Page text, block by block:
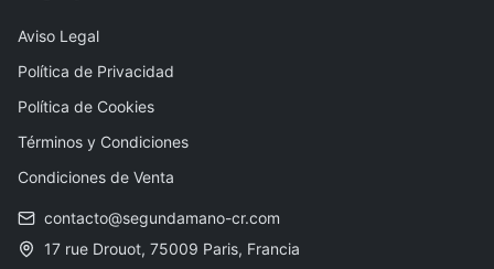
Aviso Legal
Política de Privacidad
Política de Cookies
Términos y Condiciones
Condiciones de Venta
contacto@segundamano-cr.com
17 rue Drouot, 75009 Paris, Francia